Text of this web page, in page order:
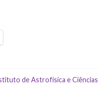
de Astrofísica e Ciências